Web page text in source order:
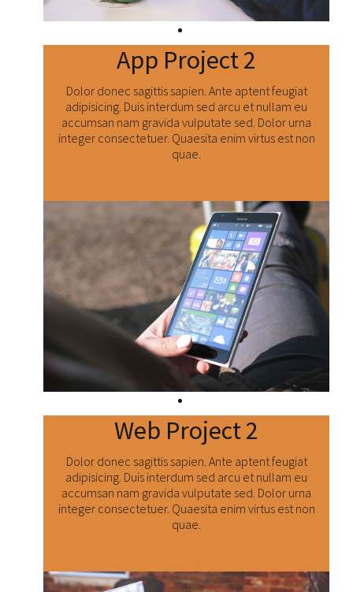
App Project 2
Dolor donec sagittis sapien. Ante aptent feugiat
adipisicing. Duis interdum sed arcu et nullam eu
accumsan nam gravida vulputate sed. Dolor urna
integer consectetuer. Quaesita enim virtus est non
quae.
Web Project 2
Dolor donec sagittis sapien. Ante aptent feugiat
adipisicing. Duis interdum sed arcu et nullam eu
accumsan nam gravida vulputate sed. Dolor urna
integer consectetuer. Quaesita enim virtus est non
quae.